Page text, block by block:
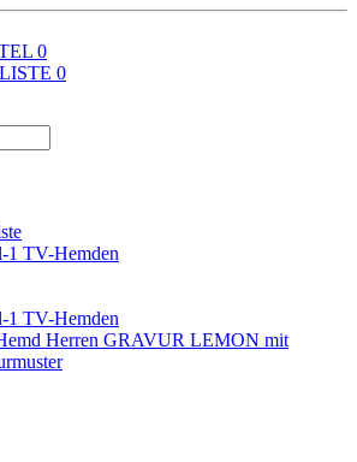
0
0
1 TV-Hemden
1 TV-Hemden
Herren GRAVUR LEMON mit